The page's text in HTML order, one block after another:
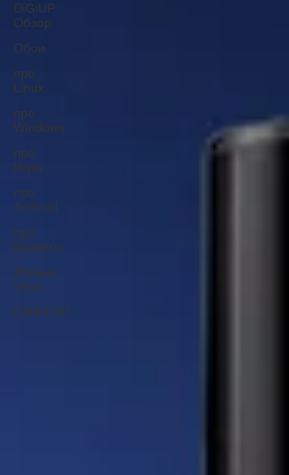
DiGiUP
Обзор
Обои
про
Linux
про
Windows
про
Игры
про
Android
про
Гаджеты
Живые
обои
ОФФТОП